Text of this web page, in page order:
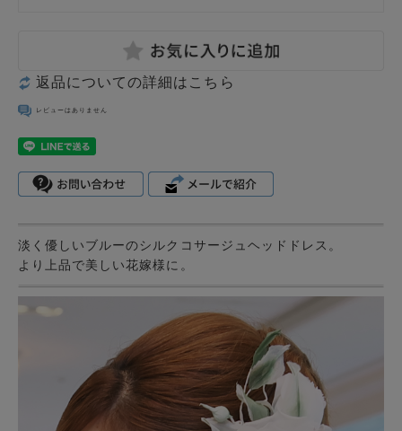
返品についての詳細はこちら
レビューはありません
淡く優しいブルーのシルクコサージュヘッドドレス。
より上品で美しい花嫁様に。